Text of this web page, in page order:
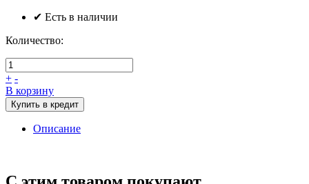
✔ Есть в наличии
Количество:
+ -
В корзину
Купить в кредит
Описание